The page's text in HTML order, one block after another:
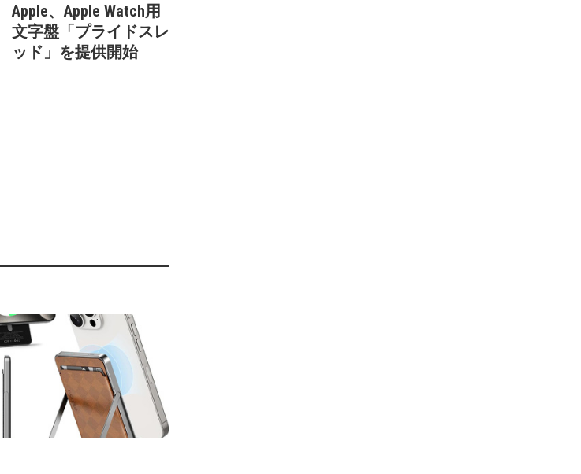
Apple、Apple Watch用
文字盤「プライドスレ
ッド」を提供開始